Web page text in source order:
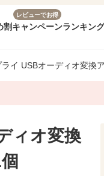
割
レビューでお得
キャンペーンランキング
イ USBオーディオ変換
ィオ変換